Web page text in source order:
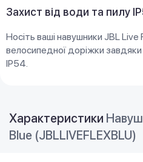
Захист від води та пилу
Носіть ваші навушники JBL
велосипедної доріжки
IP54.
Характеристики
Blue (JBLLIVEFLEXBLU)